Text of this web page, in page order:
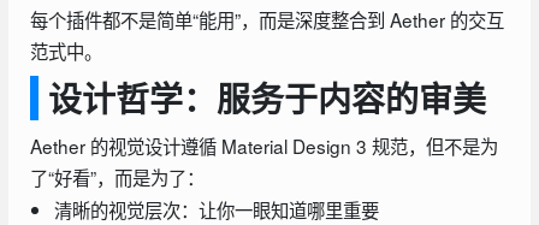
每个插件都不是简单“能用”，而是深度整合到 Aether 的交互
范式中。
设计哲学：服务于内容的审美
Aether 的视觉设计遵循 Material Design 3 规范，但不是为
了“好看”，而是为了：
清晰的视觉层次：让你一眼知道哪里重要